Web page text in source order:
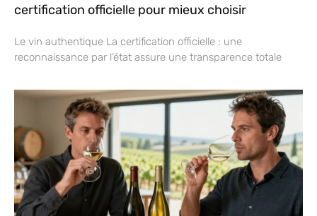
certification officielle pour mieux choisir
Le vin authentique La certification officielle : une
reconnaissance par l’état assure une transparence totale